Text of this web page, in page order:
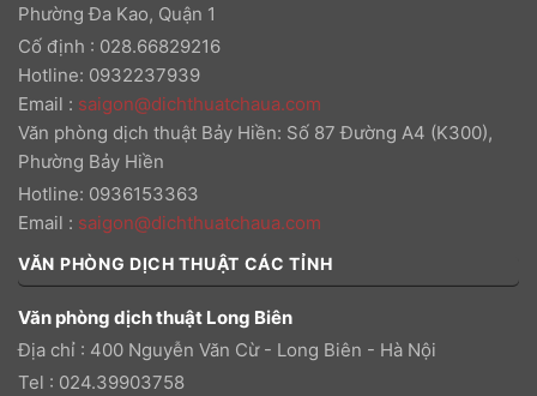
Phường Đa Kao, Quận 1
Cố định : 028.66829216
Hotline: 0932237939
Email : saigon@dichthuatchaua.com
Văn phòng dịch thuật Bảy Hiền: Số 87 Đường A4 (K300),
Phường Bảy Hiền
Hotline: 0936153363
Email : saigon@dichthuatchaua.com
VĂN PHÒNG DỊCH THUẬT CÁC TỈNH
Văn phòng dịch thuật Long Biên
Địa chỉ : 400 Nguyễn Văn Cừ - Long Biên - Hà Nội
Tel : 024.39903758